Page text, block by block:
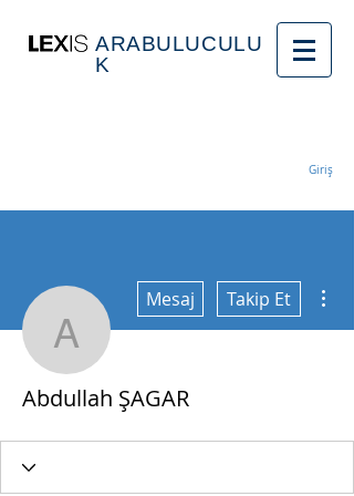
ARABULUCULU
K
Giriş
Abdullah ŞAGAR
Mesaj Takip Et
Abdullah ŞAGAR